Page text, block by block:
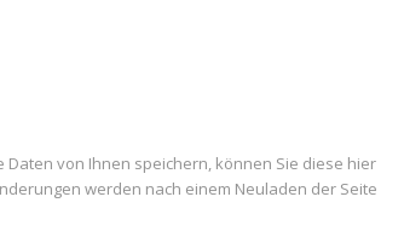
von Ihnen speichern, können Sie diese hier
werden nach einem Neuladen der Seite